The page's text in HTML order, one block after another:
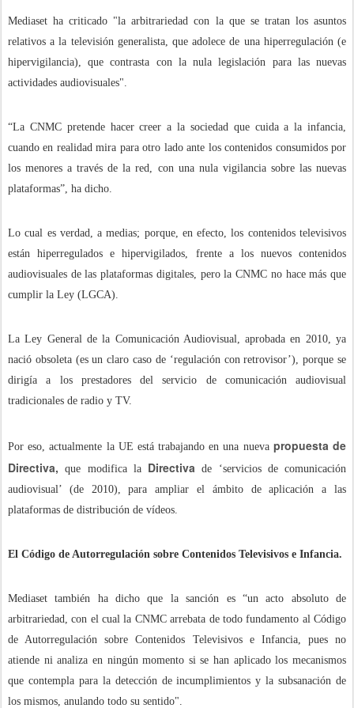
Mediaset ha criticado "la arbitrariedad con la que se tratan los asuntos
relativos a la televisión generalista, que adolece de una hiperregulación (e
hipervigilancia), que contrasta con la nula legislación para las nuevas
actividades audiovisuales".
“La CNMC pretende hacer creer a la sociedad que cuida a la infancia,
cuando en realidad mira para otro lado ante los contenidos consumidos por
los menores a través de la red, con una nula vigilancia sobre las nuevas
plataformas”, ha dicho.
Lo cual es verdad, a medias; porque, en efecto, los contenidos televisivos
están hiperregulados e hipervigilados, frente a los nuevos contenidos
audiovisuales de las plataformas digitales, pero la CNMC no hace más que
cumplir la Ley (LGCA).
La Ley General de la Comunicación Audiovisual, aprobada en 2010, ya
nació obsoleta (es un claro caso de ‘regulación con retrovisor’), porque se
dirigía a los prestadores del servicio de comunicación audiovisual
tradicionales de radio y TV.
Por eso, actualmente la UE está trabajando en una nuevapropuesta de
Directiva, que modifica la Directivade ‘servicios de comunicación
audiovisual’ (de 2010), para ampliar el ámbito de aplicación a las
plataformas de distribución de vídeos.
El Código de Autorregulación sobre Contenidos Televisivos e Infancia.
Mediaset también ha dicho que la sanción es “un acto absoluto de
arbitrariedad, con el cual la CNMC arrebata de todo fundamento al Código
de Autorregulación sobre Contenidos Televisivos e Infancia, pues no
atiende ni analiza en ningún momento si se han aplicado los mecanismos
que contempla para la detección de incumplimientos y la subsanación de
los mismos, anulando todo su sentido".